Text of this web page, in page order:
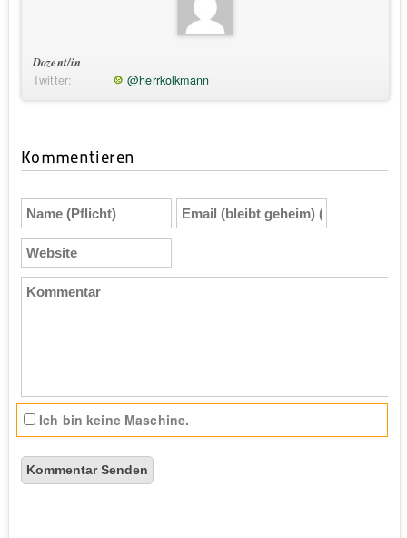
Dozent/in
Twitter:
@herrkolkmann
Kommentieren
Name
(Pflicht)
Email
(bleibt
Website
Kommentar
Ich bin keine Maschine.